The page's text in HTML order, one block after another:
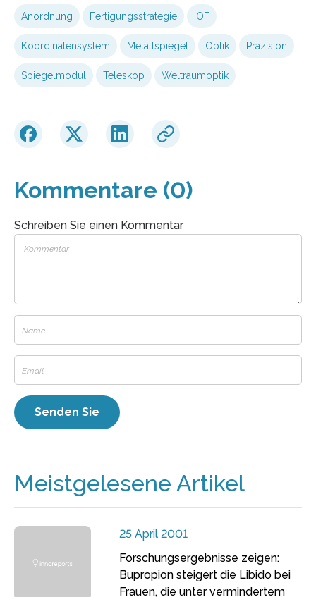
Anordnung Fertigungsstrategie IOF
Koordinatensystem Metallspiegel Optik Präzision
Spiegelmodul Teleskop Weltraumoptik
Kommentare (0)
Schreiben Sie einen Kommentar
Meistgelesene Artikel
25 April 2001
Forschungsergebnisse zeigen:
Bupropion steigert die Libido bei
Frauen, die unter vermindertem